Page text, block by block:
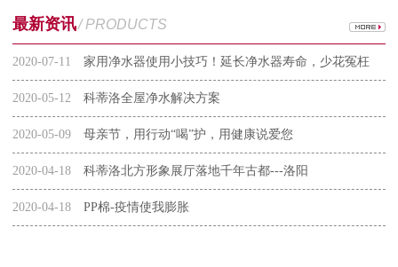
最新资讯/ PRODUCTS
2020-07-11 家用净水器使用小技巧！延长净水器寿命，少花冤枉
钱
2020-05-12 科蒂洛全屋净水解决方案
2020-05-09 母亲节，用行动“喝”护，用健康说爱您
2020-04-18 科蒂洛北方形象展厅落地千年古都---洛阳
2020-04-18 PP棉-疫情使我膨胀